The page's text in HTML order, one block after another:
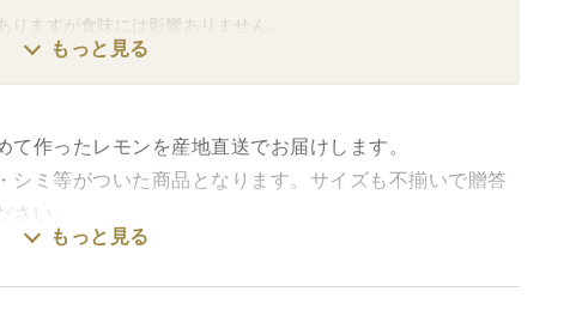
りますが食味には影響ありません。
もっと見る
作ったレモンを産地直送でお届けします。
シミ等がついた商品となります。サイズも不揃いで贈答
さい。
もっと見る